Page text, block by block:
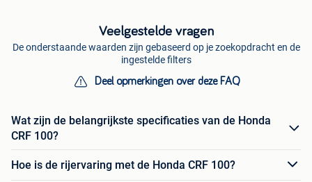
Veelgestelde vragen
De onderstaande waarden zijn gebaseerd op je zoekopdracht en de
ingestelde filters
Deel opmerkingen over deze FAQ
Wat zijn de belangrijkste specificaties van de Honda
CRF 100?
Hoe is de rijervaring met de Honda CRF 100?